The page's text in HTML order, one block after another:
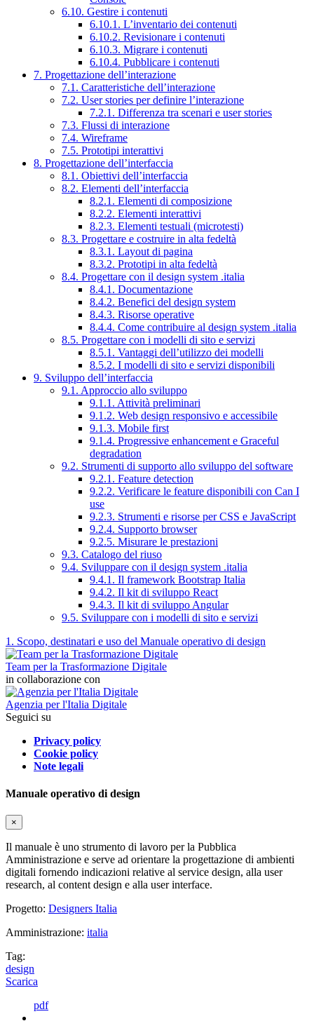
6.10. Gestire i contenuti
6.10.1. L’inventario dei contenuti
6.10.2. Revisionare i contenuti
6.10.3. Migrare i contenuti
6.10.4. Pubblicare i contenuti
7. Progettazione dell’interazione
7.1. Caratteristiche dell’interazione
7.2. User stories per definire l’interazione
7.2.1. Differenza tra scenari e user stories
7.3. Flussi di interazione
7.4. Wireframe
7.5. Prototipi interattivi
8. Progettazione dell’interfaccia
8.1. Obiettivi dell’interfaccia
8.2. Elementi dell’interfaccia
8.2.1. Elementi di composizione
8.2.2. Elementi interattivi
8.2.3. Elementi testuali (microtesti)
8.3. Progettare e costruire in alta fedeltà
8.3.1. Layout di pagina
8.3.2. Prototipi in alta fedeltà
8.4. Progettare con il design system .italia
8.4.1. Documentazione
8.4.2. Benefici del design system
8.4.3. Risorse operative
8.4.4. Come contribuire al design system .italia
8.5. Progettare con i modelli di sito e servizi
8.5.1. Vantaggi dell’utilizzo dei modelli
8.5.2. I modelli di sito e servizi disponibili
9. Sviluppo dell’interfaccia
9.1. Approccio allo sviluppo
9.1.1. Attività preliminari
9.1.2. Web design responsivo e accessibile
9.1.3. Mobile first
9.1.4. Progressive enhancement e Graceful
degradation
9.2. Strumenti di supporto allo sviluppo del software
9.2.1. Feature detection
9.2.2. Verificare le feature disponibili con Can I
use
9.2.3. Strumenti e risorse per CSS e JavaScript
9.2.4. Supporto browser
9.2.5. Misurare le prestazioni
9.3. Catalogo del riuso
9.4. Sviluppare con il design system .italia
9.4.1. Il framework Bootstrap Italia
9.4.2. Il kit di sviluppo React
9.4.3. Il kit di sviluppo Angular
9.5. Sviluppare con i modelli di sito e servizi
1. Scopo, destinatari e uso del Manuale operativo di design
Team per la Trasformazione Digitale
in collaborazione con
Agenzia per l'Italia Digitale
Seguici su
Privacy policy
Cookie policy
Note legali
Manuale operativo di design
×
Il manuale è uno strumento di lavoro per la Pubblica
Amministrazione e serve ad orientare la progettazione di ambienti
digitali fornendo indicazioni relative al service design, alla user
research, al content design e alla user interface.
Progetto: Designers Italia
Amministrazione: italia
Tag:
design
Scarica
pdf